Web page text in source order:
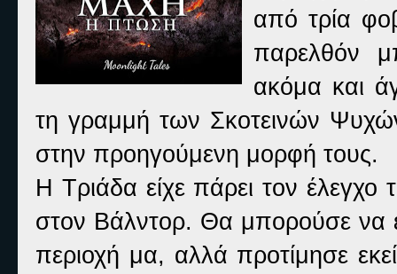
από τρία
παρελθόν
ακόμα και
τη γραμμή των Σκοτεινών
στην προηγούμενη μορφή τους.
Η Τριάδα είχε πάρει τον έλεγχο
στον Βάλντορ. Θα μπορούσε να
περιοχή μα, αλλά προτίμησε